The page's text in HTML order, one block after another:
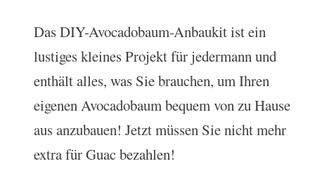
Das DIY-Avocadobaum-Anbaukit ist ein
lustiges kleines Projekt für jedermann und
enthält alles, was Sie brauchen, um Ihren
eigenen Avocadobaum bequem von zu Hause
aus anzubauen! Jetzt müssen Sie nicht mehr
extra für Guac bezahlen!